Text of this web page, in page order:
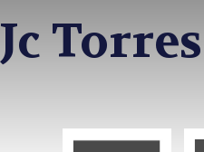
Jc